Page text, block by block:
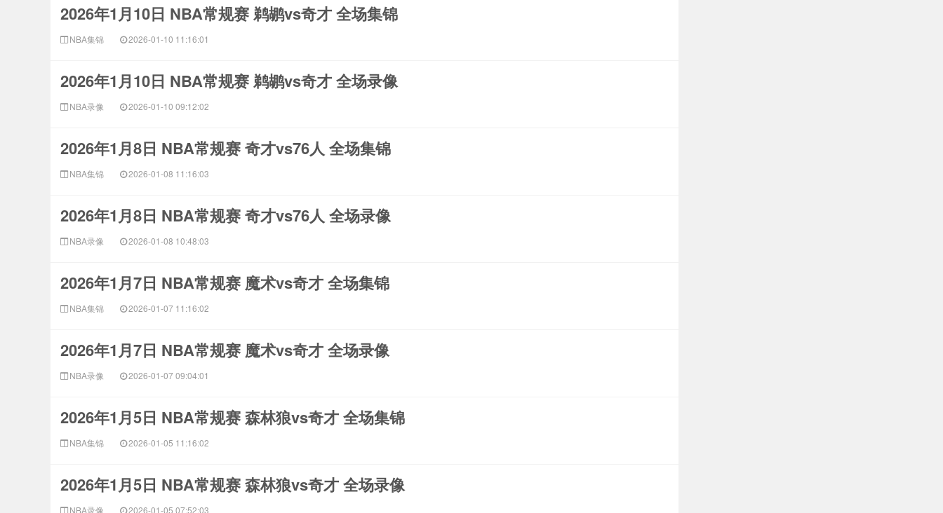
2026年1月10日 NBA常规赛 鹈鹕vs奇才 全场集锦
NBA集锦 2026-01-10 11:16:01
2026年1月10日 NBA常规赛 鹈鹕vs奇才 全场录像
NBA录像 2026-01-10 09:12:02
2026年1月8日 NBA常规赛 奇才vs76人 全场集锦
NBA集锦 2026-01-08 11:16:03
2026年1月8日 NBA常规赛 奇才vs76人 全场录像
NBA录像 2026-01-08 10:48:03
2026年1月7日 NBA常规赛 魔术vs奇才 全场集锦
NBA集锦 2026-01-07 11:16:02
2026年1月7日 NBA常规赛 魔术vs奇才 全场录像
NBA录像 2026-01-07 09:04:01
2026年1月5日 NBA常规赛 森林狼vs奇才 全场集锦
NBA集锦 2026-01-05 11:16:02
2026年1月5日 NBA常规赛 森林狼vs奇才 全场录像
NBA录像 2026-01-05 07:52:03